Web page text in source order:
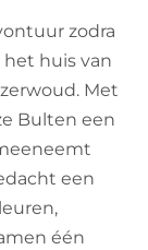
zodra
huis van
Met
Bulten een
een
één